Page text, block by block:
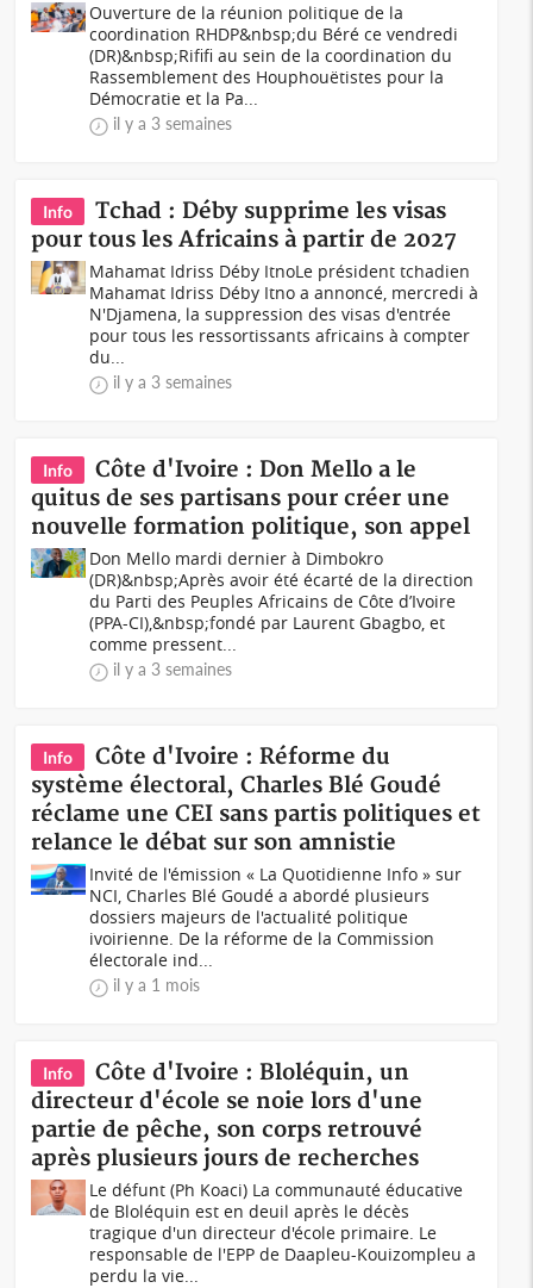
Ouverture de la réunion politique de la
coordination RHDP&nbsp;du Béré ce vendredi
(DR)&nbsp;Rififi au sein de la coordination du
Rassemblement des Houphouëtistes pour la
Démocratie et la Pa...
il y a 3 semaines
Info
Tchad : Déby supprime les visas
pour tous les Africains à partir de 2027
Mahamat Idriss Déby ItnoLe président tchadien
Mahamat Idriss Déby Itno a annoncé, mercredi à
N'Djamena, la suppression des visas d'entrée
pour tous les ressortissants africains à compter
du...
il y a 3 semaines
Info
Côte d'Ivoire : Don Mello a le
quitus de ses partisans pour créer une
nouvelle formation politique, son appel
Don Mello mardi dernier à Dimbokro
(DR)&nbsp;Après avoir été écarté de la direction
du Parti des Peuples Africains de Côte d’Ivoire
(PPA-CI),&nbsp;fondé par Laurent Gbagbo, et
comme pressent...
il y a 3 semaines
Info
Côte d'Ivoire : Réforme du
système électoral, Charles Blé Goudé
réclame une CEI sans partis politiques et
relance le débat sur son amnistie
Invité de l'émission « La Quotidienne Info » sur
NCI, Charles Blé Goudé a abordé plusieurs
dossiers majeurs de l'actualité politique
ivoirienne. De la réforme de la Commission
électorale ind...
il y a 1 mois
Info
Côte d'Ivoire : Bloléquin, un
directeur d'école se noie lors d'une
partie de pêche, son corps retrouvé
après plusieurs jours de recherches
Le défunt (Ph Koaci) La communauté éducative
de Bloléquin est en deuil après le décès
tragique d'un directeur d'école primaire. Le
responsable de l'EPP de Daapleu-Kouizompleu a
perdu la vie...